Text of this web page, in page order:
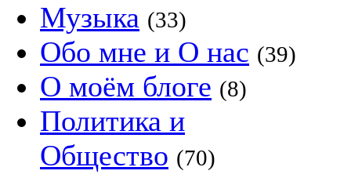
Музыка (33)
Обо мне и О нас (39)
О моём блоге (8)
Политика и
Общество (70)